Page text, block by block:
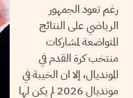
رغم تعود الجمهور
الرياضي على النتائج
المتواضعة لمشاركات
منتخب كرة القدم في
المونديال، إلا ان الخيبة في
مونديال 2026 لم يكن لها